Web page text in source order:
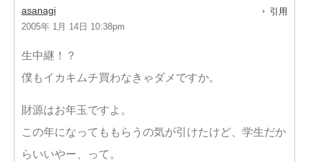
asanagi
2005年 1月 14日 10:38pm
引用
生中継！？
僕もイカキムチ買わなきゃダメですか。
財源はお年玉ですよ。
この年になってももらうの気が引けたけど、学生だか
らいいやー、って。